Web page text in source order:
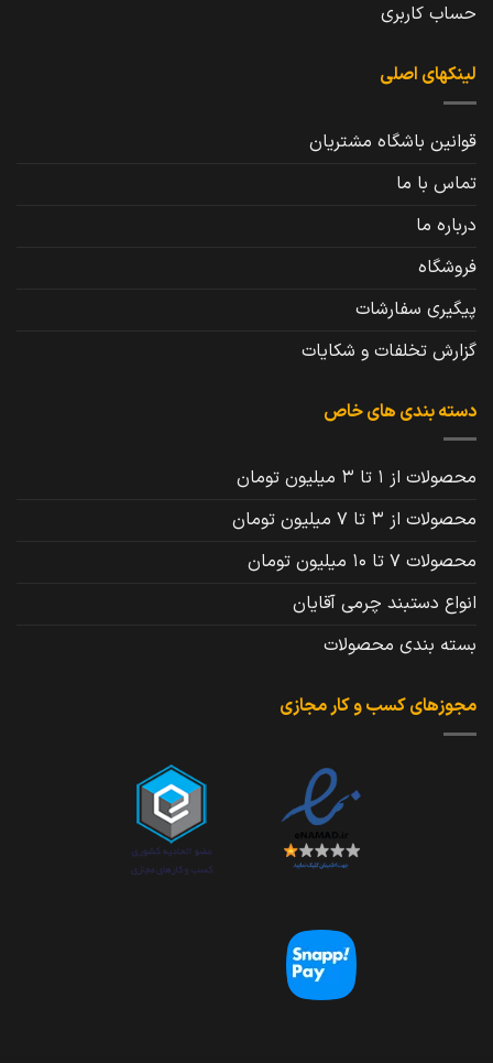
حساب کاربری
لینکهای اصلی
قوانین باشگاه مشتریان
تماس با ما
درباره ما
فروشگاه
پیگیری سفارشات
گزارش تخلفات و شکایات
دسته بندی های خاص
محصولات از 1 تا 3 میلیون تومان
محصولات از 3 تا 7 میلیون تومان
محصولات 7 تا 10 میلیون تومان
انواع دستبند چرمی آقایان
بسته بندی محصولات
مجوزهای کسب و کار مجازی